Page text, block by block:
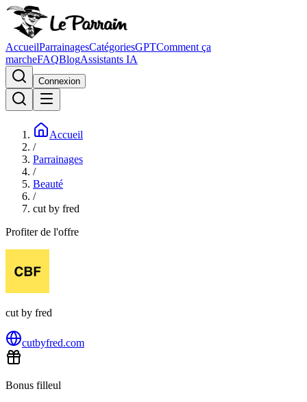
AccueilParrainagesCatégoriesGPTComment ça
marcheFAQBlogAssistants IA
Connexion
Accueil
/
Parrainages
/
Beauté
/
cut by fred
Profiter de l'offre
cut by fred
cutbyfred.com
Bonus filleul